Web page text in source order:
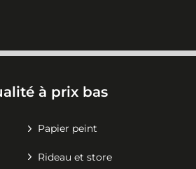
à prix bas
Papier peint
Rideau et store